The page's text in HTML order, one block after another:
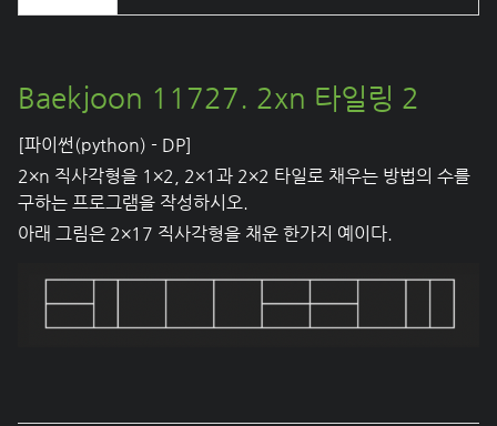
Baekjoon 11727. 2xn 타일링 2
[파이썬(python) - DP]
2×n 직사각형을 1×2, 2×1과 2×2 타일로 채우는 방법의 수를
구하는 프로그램을 작성하시오.
아래 그림은 2×17 직사각형을 채운 한가지 예이다.